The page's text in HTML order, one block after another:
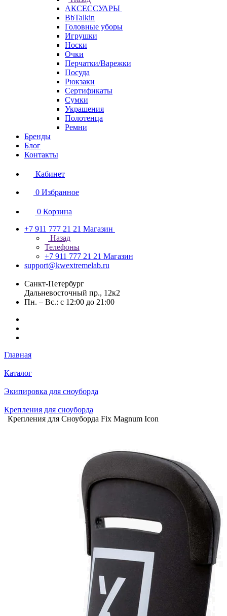
АКСЕССУАРЫ
BbTalkin
Головные уборы
Игрушки
Носки
Очки
Перчатки/Варежки
Посуда
Рюкзаки
Сертификаты
Сумки
Украшения
Полотенца
Ремни
Бренды
Блог
Контакты
Кабинет
0 Избранное
0 Корзина
+7 911 777 21 21 Магазин
Назад
Телефоны
+7 911 777 21 21 Магазин
support@kwextremelab.ru
Санкт-Петербург
Дальневосточный пр., 12к2
Пн. – Вс.: с 12:00 до 21:00
Главная
Каталог
Экипировка для сноуборда
Крепления для сноуборда
Крепления для Сноуборда Fix Magnum Icon